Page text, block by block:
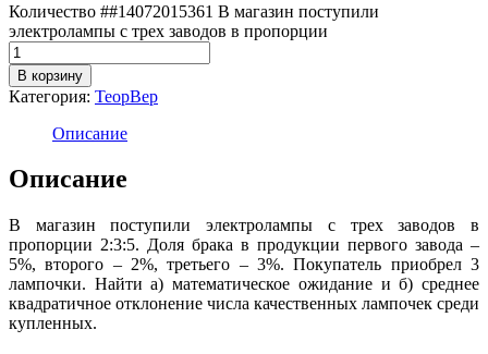
Количество ##14072015361 В магазин поступили
электролампы с трех заводов в пропорции
В корзину
Категория: ТеорВер
Описание
Описание
В магазин поступили электролампы с трех заводов в
пропорции 2:3:5. Доля брака в продукции первого завода –
5%, второго – 2%, третьего – 3%. Покупатель приобрел 3
лампочки. Найти а) математическое ожидание и б) среднее
квадратичное отклонение числа качественных лампочек среди
купленных.